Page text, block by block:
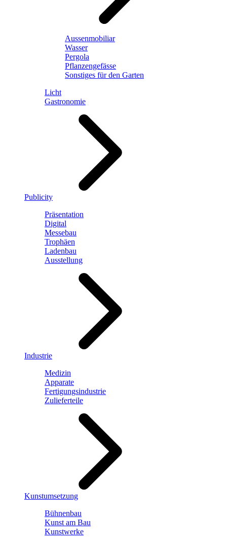
Aussenmobiliar
Wasser
Pergola
Pflanzengefässe
Sonstiges für den Garten
Licht
Gastronomie
Publicity
Präsentation
Digital
Messebau
Trophäen
Ladenbau
Ausstellung
Industrie
Medizin
Apparate
Fertigungsindustrie
Zulieferteile
Kunstumsetzung
Bühnenbau
Kunst am Bau
Kunstwerke